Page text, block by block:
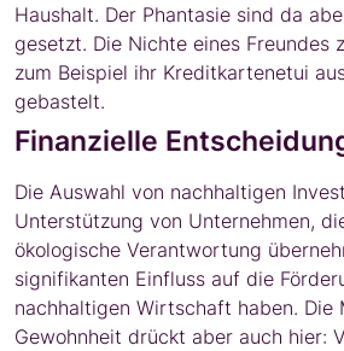
Haushalt. Der Phantasie sind da
gesetzt. Die Nichte eines Freundes
zum Beispiel ihr Kreditkartenetui
gebastelt.
Finanzielle
Die Auswahl von nachhaltigen
Unterstützung von Unternehmen,
ökologische Verantwortung
signifikanten Einfluss auf die
nachhaltigen Wirtschaft haben. Die
Gewohnheit drückt aber auch hier: